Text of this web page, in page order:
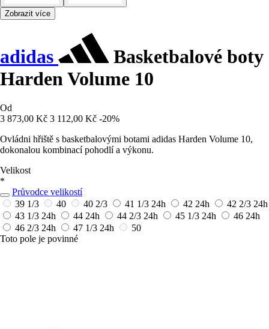
Zobrazit více
adidas
Basketbalové boty
Harden Volume 10
Od
3 873,00 Kč 3 112,00 Kč -20%
Ovládni hřiště s basketbalovými botami adidas Harden Volume 10,
dokonalou kombinací pohodlí a výkonu.
Velikost
*
Průvodce velikostí
39 1/3
40 40 2/3 41 1/3 24h 42 24h 42 2/3 24h
43 1/3 24h 44 24h 44 2/3 24h 45 1/3 24h 46 24h
46 2/3 24h 47 1/3 24h
50
Toto pole je povinné